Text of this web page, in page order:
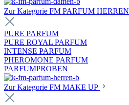
Zur Kategorie FM PARFUM HERREN
PURE PARFUM
PURE ROYAL PARFUM
INTENSE PARFUM
PHEROMONE PARFUM
PARFUMPROBEN
Zur Kategorie FM MAKE UP